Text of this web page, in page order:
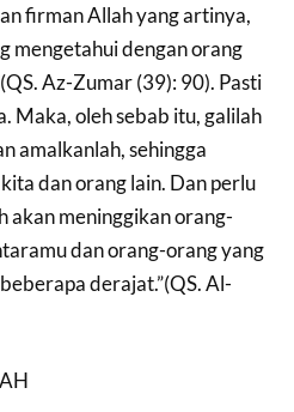
firman Allah yang artinya,
mengetahui dengan orang
Az-Zumar (39): 90). Pasti
Maka, oleh sebab itu, galilah
amalkanlah, sehingga
dan orang lain. Dan perlu
akan meninggikan orang-
dan orang-orang yang
derajat.”(QS. Al-